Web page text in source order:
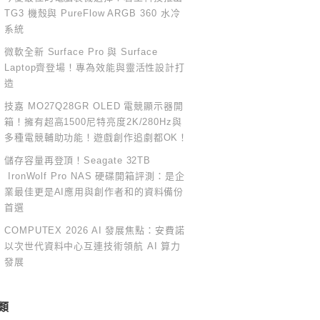
TG3 機殼與 PureFlow ARGB 360 水冷
系統
微軟全新 Surface Pro 與 Surface
Laptop齊登場！專為效能與靈活性設計打
造
技嘉 MO27Q28GR OLED 電競顯示器開
箱！擁有超高1500尼特亮度2K/280Hz與
多種電競輔助功能！遊戲創作追劇都OK！
儲存容量再登頂！Seagate 32TB
IronWolf Pro NAS 硬碟開箱評測：是企
業最佳更是AI應用與創作者和的資料備份
首選
COMPUTEX 2026 AI 發展焦點：安費諾
以次世代資料中心互連技術領航 AI 算力
發展